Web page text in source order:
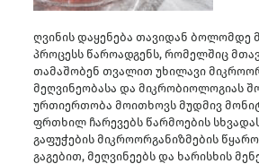
ღვინის დაყენება თავიდან ბოლომდე
პროცესს წაროადგენს, რომელშიც
თამაშობენ თვალით უხილავი
მეღვინეობასა და მიკრობიოლოგიას
ურთიერთობა მოითხოვს მუდმივ
ფრთხილ ჩარევებს წარმოების
გაფუჭების მიკროორგანიზმების
გაგებით, მეღვინეებს და ხარისხის